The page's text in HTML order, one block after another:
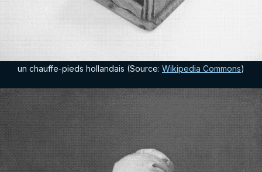
un chauffe-pieds hollandais (Source: Wikipedia Commons)